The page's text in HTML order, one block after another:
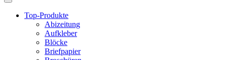
Toggle
navigationTop-Produkte
Abizeitung
Aufkleber
Blöcke
Briefpapier